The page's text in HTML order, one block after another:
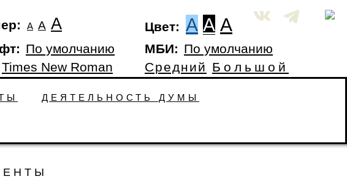
А А А Цвет: A A A
По умолчанию
Times New Roman
МБИ: По умолчанию
Средний Большой
ДЕЯТЕЛЬНОСТЬ ДУМЫ